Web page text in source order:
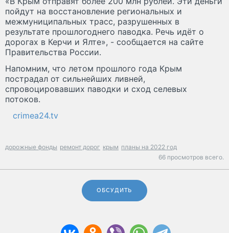
пойдут на восстановление региональных и
межмуниципальных трасс, разрушенных в
результате прошлогоднего паводка. Речь идёт о
дорогах в Керчи и Ялте», - сообщается на сайте
Правительства России.
Напомним, что летом прошлого года Крым
пострадал от сильнейших ливней,
спровоцировавших паводки и сход селевых
потоков.
crimea24.tv
дорожные фонды ремонт дорог крым планы на 2022 год
66 просмотров всего.
ОБСУДИТЬ